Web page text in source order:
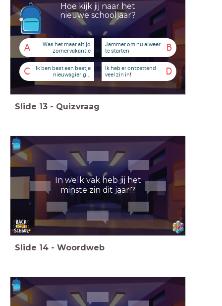
Hoe kijk jij naar het
nieuwe schooljaar?
A
Was het maar altijd
zomervakantie
B
Jammer om nu alweer
te starten
C
Ik ben best een beetje
nieuwsgierig...
D
Ik heb er ontzettend
veel zin in!
Slide 13 - Quizvraag
In welk vak heb jij het
minste zin dit jaar!?
Slide 14 - Woordweb